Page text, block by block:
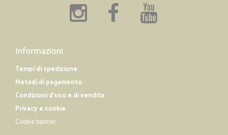
Informazioni
Tempi di spedizione
Metodi di pagamento
Condizioni d'uso e di vendita
Privacy e cookie
Cookie banner